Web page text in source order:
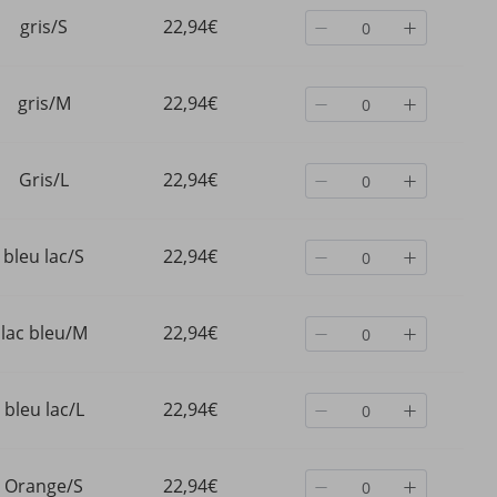
- T-
Vêtements pour femmes,
ensemble de yoga, deux
pantalon rayé
Ensemble de soutien-
sport à dos élastique
de yoga sans bords
9,15€
gris/S 22,94€
gris/M 22,94€
Gris/L 22,94€
bleu lac/S 22,94€
lac bleu/M 22,94€
bleu lac/L 22,94€
Orange/S 22,94€